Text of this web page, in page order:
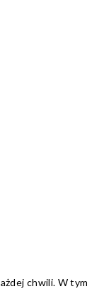
chwili. W